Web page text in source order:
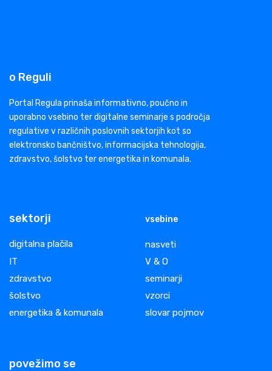
o Reguli
Portal Regula prinaša informativno, poučno in
uporabno vsebino ter digitalne seminarje s področja
regulative v različnih poslovnih sektorjih kot so
elektronsko bančništvo, informacijska tehnologija,
zdravstvo, šolstvo ter energetika in komunala.
sektorji
digitalna plačila
IT
zdravstvo
šolstvo
energetika & komunala
vsebine
nasveti
V & O
seminarji
vzorci
slovar pojmov
povežimo se